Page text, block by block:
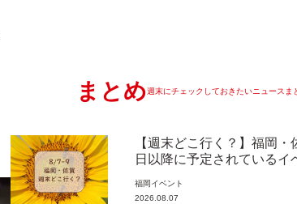
まとめ週末にチェックしておきたいニュースま
【週末どこ行く？】福岡・
日以降に予定されているイ
福岡 イベント
2026.08.07